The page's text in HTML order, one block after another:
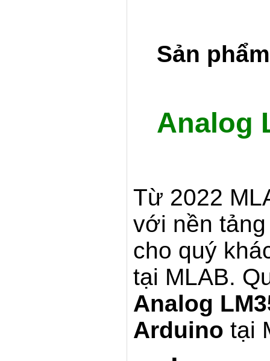
Sản
Analog
Từ 2022
với nền
cho quý
tại MLAB.
Analog
Arduino tại